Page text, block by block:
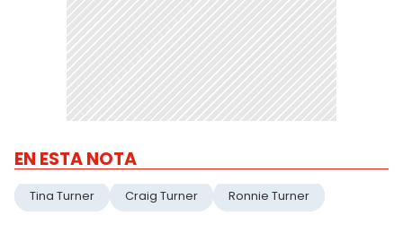
EN ESTA NOTA
Tina Turner Craig Turner Ronnie Turner